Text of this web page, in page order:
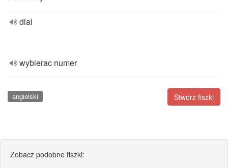
dial
wybierac numer
Stwórz fiszki
angielski
Zobacz podobne fiszki: